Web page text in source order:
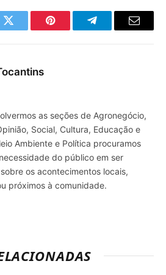
Twitter Pinterest TelegramaE-
as seções de Agronegócio,
Social, Cultura, Educação e
Ambiente e Política procuramos
do público em ser
os acontecimentos locais,
próximos à comunidade.